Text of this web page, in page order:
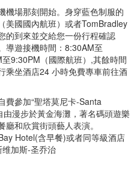
機場那刻開始。身穿藍色制服的
美國國內航班）或者TomBradley
的到來並交給您一份行程確認
導遊接機時間：8:30AM至
9:30PM（國際航班）,其餘時間
乘坐酒店24 小時免費專車前往酒
費參加“聖塔莫尼卡-Santa
漫步於黃金海灘，著名碼頭遊樂
和欣賞街頭藝人表演。
Hotel(含早餐)或者同等級酒店
加斯-圣乔治